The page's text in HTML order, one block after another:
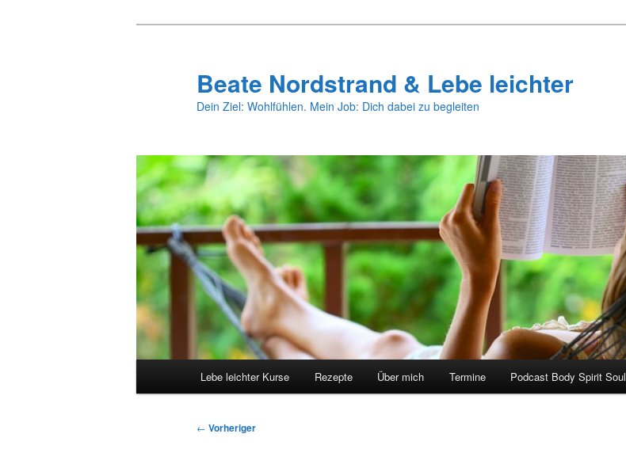
Beate Nordstrand & Lebe leichter
Dein Ziel: Wohlfühlen. Mein Job: Dich dabei zu begleiten
Lebe leichter Kurse Rezepte Über mich Termine Podcast Body Spirit Soul
Beitragsnavigation
← Vorheriger